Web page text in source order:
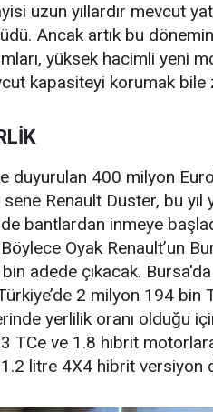
uzun yıllardır mevcut
Ancak artık bu
yüksek hacimli yeni
kapasiteyi korumak bile
400 milyon
Renault Duster, bu yıl
bantlardan inmeye
Oyak Renault’un
adede çıkacak.
2 milyon 194 bin
yerlilik oranı olduğu
TCe ve 1.8 hibrit
litre 4X4 hibrit versiyon